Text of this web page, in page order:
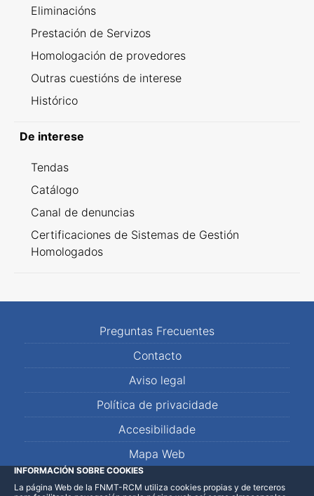
Eliminacións
Prestación de Servizos
Homologación de provedores
Outras cuestións de interese
Histórico
De interese
Tendas
Catálogo
Canal de denuncias
Certificaciones de Sistemas de Gestión
Homologados
Preguntas Frecuentes
Contacto
Aviso legal
Política de privacidade
Accesibilidade
Mapa Web
LinkedInFacebookWhatsApp
INFORMACIÓN SOBRE COOKIES
La página Web de la FNMT-RCM utiliza cookies propias y de terceros